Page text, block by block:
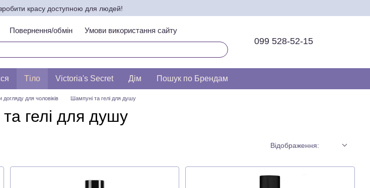
красу доступною для людей!
Повернення/обмін
Умови використання сайту
099 528-52-15
Тіло Victoria's Secret Дім Пошук по Брендам
догляду для чоловіків Шампуні та гелі для душу
гелі для душу
Відображення: